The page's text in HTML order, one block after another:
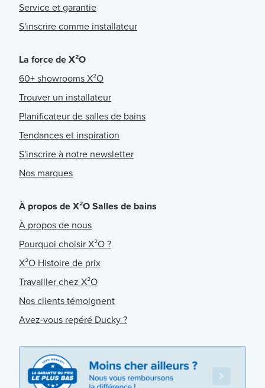
Service et garantie
S'inscrire comme installateur
La force de X²O
60+ showrooms X²O
Trouver un installateur
Planificateur de salles de bains
Tendances et inspiration
S'inscrire à notre newsletter
Nos marques
À propos de X²O Salles de bains
À propos de nous
Pourquoi choisir X²O ?
X²O Histoire de prix
Travailler chez X²O
Nos clients témoignent
Avez-vous repéré Ducky ?